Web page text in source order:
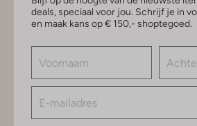
deals, speciaal voor jou. Schrijf je in
en maak kans op € 150,- shoptegoed.